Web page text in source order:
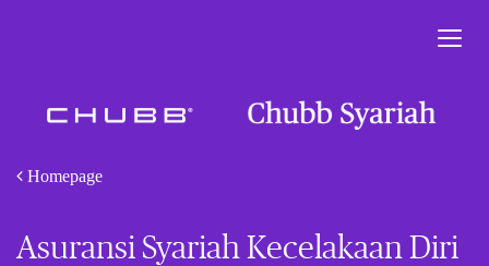
Homepage
Asuransi Syariah Kecelakaan Diri